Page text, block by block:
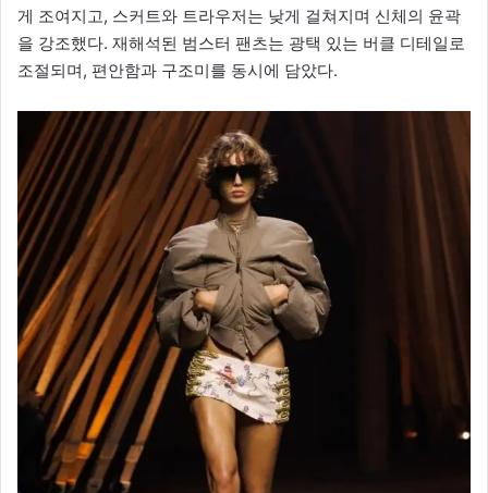
게 조여지고, 스커트와 트라우저는 낮게 걸쳐지며 신체의 윤곽
을 강조했다. 재해석된 범스터 팬츠는 광택 있는 버클 디테일로
조절되며, 편안함과 구조미를 동시에 담았다.